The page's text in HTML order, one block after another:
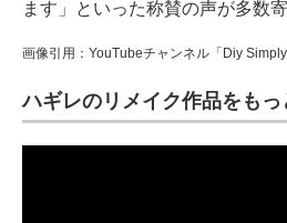
ます」といった称賛の声が多数
画像引用：YouTubeチャンネル「Diy
ハギレのリメイク作品をもっ